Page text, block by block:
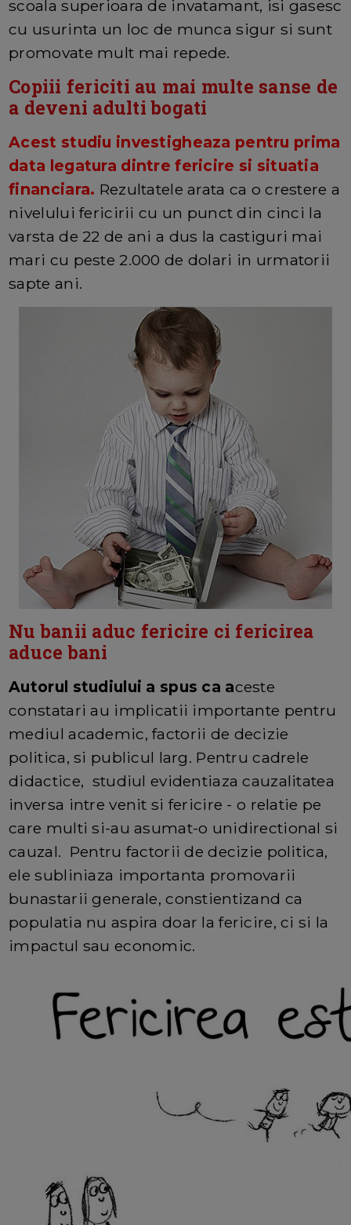
scoala superioara de invatamant, isi gasesc
cu usurinta un loc de munca sigur si sunt
promovate mult mai repede.
Copiii fericiti au mai multe sanse de
a deveni adulti bogati
Acest studiu investigheaza pentru prima
data legatura dintre fericire si situatia
financiara. Rezultatele arata ca o crestere a
nivelului fericirii cu un punct din cinci la
varsta de 22 de ani a dus la castiguri mai
mari cu peste 2.000 de dolari in urmatorii
sapte ani.
Nu banii aduc fericire ci fericirea
aduce bani
Autorul studiului a spus ca aceste
constatari au implicatii importante pentru
mediul academic, factorii de decizie
politica, si publicul larg. Pentru cadrele
didactice, studiul evidentiaza cauzalitatea
inversa intre venit si fericire - o relatie pe
care multi si-au asumat-o unidirectional si
cauzal. Pentru factorii de decizie politica,
ele subliniaza importanta promovarii
bunastarii generale, constientizand ca
populatia nu aspira doar la fericire, ci si la
impactul sau economic.